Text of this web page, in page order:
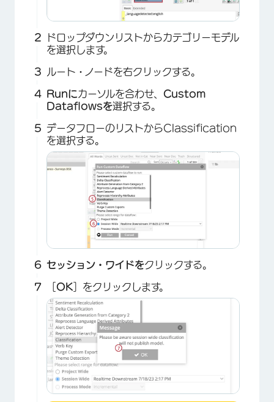
×
ドロップダウンリストからカテゴリーモデル
を選択します。
ルート・ノードを右クリックする。
Runにカーソルを合わせ、 Custom
Dataflowsを選択する。
データフローのリストからClassification
を選択する。
セッション・ワイドをクリックする。
OK ］をクリックします。